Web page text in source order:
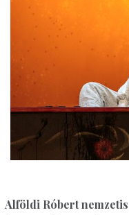
Alföldi Róbert